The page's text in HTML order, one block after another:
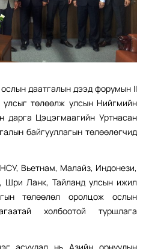
даатгалын дээд форумын II
төлөөлж улсын Нийгмийн
дарга Цэцэгмаагийн Уртнасан
байгууллагын төлөөлөгчид
Вьетнам, Малайз, Индонези,
Шри Ланк, Тайланд улсын ижил
төлөөлөл оролцож ослын
холбоотой туршлага
асуудал нь Азийн орнуудын